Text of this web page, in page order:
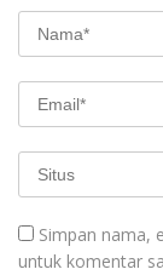
Simpan nama,
untuk komentar